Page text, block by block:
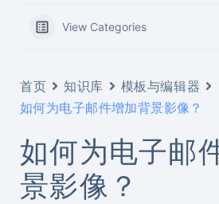
View Categories
首页 知识库
模板与编辑器
如何为电子邮件增加背景影像？
如何为电子邮
景影像？